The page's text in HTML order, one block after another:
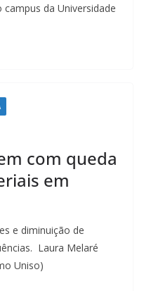
da Universidade
com queda
em
e diminuição de
Laura Melaré
Uniso)